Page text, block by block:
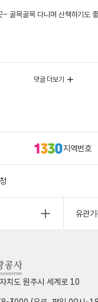
~ 골목골목 다니며 산책하기도
댓글 더보기
지역번호
유관
치도 원주시 세계로 10